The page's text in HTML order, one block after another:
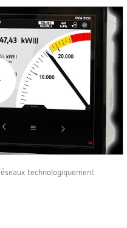
technologiquement